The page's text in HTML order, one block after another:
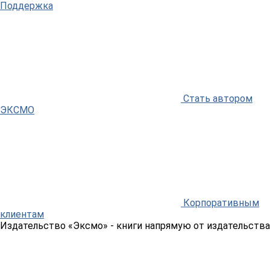
Поддержка
Стать автором
ЭКСМО
Корпоративным
клиентам
Издательство «Эксмо» - книги напрямую от издательства